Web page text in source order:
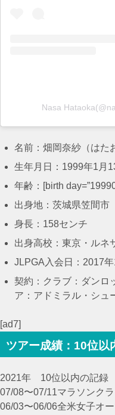
Nasa
名前：畑岡奈紗（はた
生年月日：1999年1月
年齢：[birth
出身地： 茨城県笠間市
身長：158センチ
出身高校： 東京・ルネ
JLPGA入会日：2017年
契約： クラブ：ダンロ
ア：アドミラル・ シュ
[ad7]
ツアー成績：10位以
2021年 10位以内の記録
07/08〜07/11マラソンク
06/03〜06/06全米女子オ